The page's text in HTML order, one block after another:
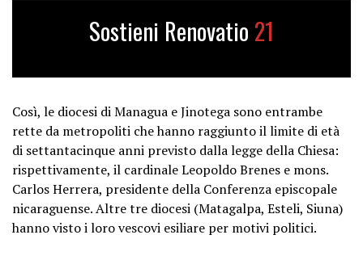
Sostieni Renovatio 21
Così, le diocesi di Managua e Jinotega sono entrambe
rette da metropoliti che hanno raggiunto il limite di età
di settantacinque anni previsto dalla legge della Chiesa:
rispettivamente, il cardinale Leopoldo Brenes e mons.
Carlos Herrera, presidente della Conferenza episcopale
nicaraguense. Altre tre diocesi (Matagalpa, Esteli, Siuna)
hanno visto i loro vescovi esiliare per motivi politici.